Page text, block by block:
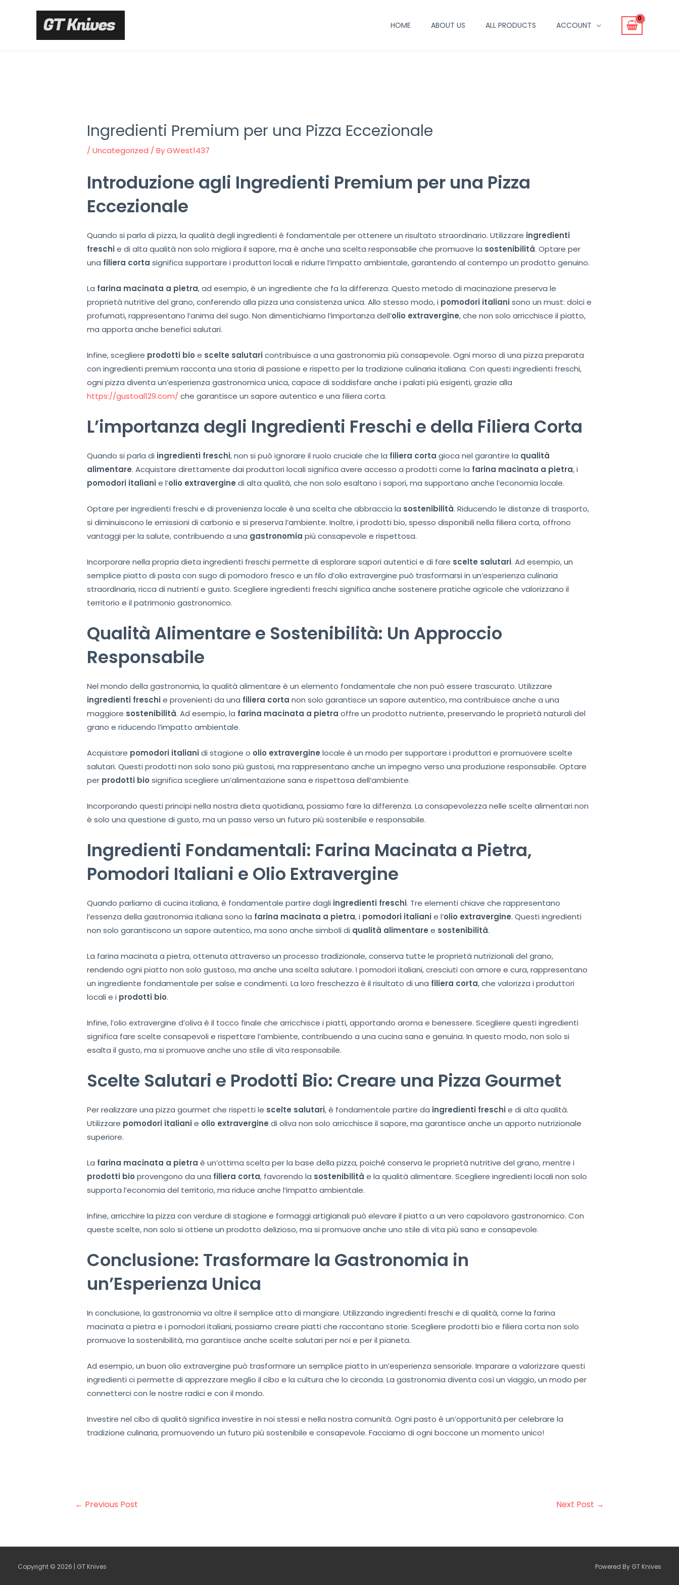
HOME ABOUT US ALL PRODUCTS ACCOUNT
Ingredienti Premium per una Pizza Eccezionale
/Uncategorized / ByGWest1437
Introduzione agli Ingredienti Premium per una Pizza
Eccezionale
Quando si parla di pizza, la qualità degli ingredienti è fondamentale per ottenere un risultato straordinario. Utilizzare ingredienti
freschie di alta qualità non solo migliora il sapore, ma è anche una scelta responsabile che promuove la sostenibilità. Optare per
una filiera corta significa supportare i produttori locali e ridurre l’impatto ambientale, garantendo al contempo un prodotto genuino.
La farina macinata a pietra, ad esempio, è un ingrediente che fa la differenza. Questo metodo di macinazione preserva le
proprietà nutritive del grano, conferendo alla pizza una consistenza unica. Allo stesso modo, i pomodori italianisono un must: dolci e
profumati, rappresentano l’anima del sugo. Non dimentichiamo l’importanza dell’olio extravergine, che non solo arricchisce il piatto,
ma apporta anche benefici salutari.
Infine, scegliere prodotti bio e scelte salutaricontribuisce a una gastronomia più consapevole. Ogni morso di una pizza preparata
con ingredienti premium racconta una storia di passione e rispetto per la tradizione culinaria italiana. Con questi ingredienti freschi,
ogni pizza diventa un’esperienza gastronomica unica, capace di soddisfare anche i palati più esigenti, grazie alla
https://gustoal129.com/ che garantisce un sapore autentico e una filiera corta.
L’importanza degli Ingredienti Freschi e della Filiera Corta
Quando si parla di ingredienti freschi, non si può ignorare il ruolo cruciale che la filiera corta gioca nel garantire la qualità
alimentare. Acquistare direttamente dai produttori locali significa avere accesso a prodotti come la farina macinata a pietra, i
pomodori italianie l’olio extravergine di alta qualità, che non solo esaltano i sapori, ma supportano anche l’economia locale.
Optare per ingredienti freschi e di provenienza locale è una scelta che abbraccia la sostenibilità. Riducendo le distanze di trasporto,
si diminuiscono le emissioni di carbonio e si preserva l’ambiente. Inoltre, i prodotti bio, spesso disponibili nella filiera corta, offrono
vantaggi per la salute, contribuendo a una gastronomia più consapevole e rispettosa.
Incorporare nella propria dieta ingredienti freschi permette di esplorare sapori autentici e di fare scelte salutari. Ad esempio, un
semplice piatto di pasta con sugo di pomodoro fresco e un filo d’olio extravergine può trasformarsi in un’esperienza culinaria
straordinaria, ricca di nutrienti e gusto. Scegliere ingredienti freschi significa anche sostenere pratiche agricole che valorizzano il
territorio e il patrimonio gastronomico.
Qualità Alimentare e Sostenibilità: Un Approccio
Responsabile
Nel mondo della gastronomia, la qualità alimentare è un elemento fondamentale che non può essere trascurato. Utilizzare
ingredienti freschie provenienti da una filiera corta non solo garantisce un sapore autentico, ma contribuisce anche a una
maggiore sostenibilità. Ad esempio, la farina macinata a pietra offre un prodotto nutriente, preservando le proprietà naturali del
grano e riducendo l’impatto ambientale.
Acquistare pomodori italianidi stagione o olio extravergine locale è un modo per supportare i produttori e promuovere scelte
salutari. Questi prodotti non solo sono più gustosi, ma rappresentano anche un impegno verso una produzione responsabile. Optare
per prodotti bio significa scegliere un’alimentazione sana e rispettosa dell’ambiente.
Incorporando questi principi nella nostra dieta quotidiana, possiamo fare la differenza. La consapevolezza nelle scelte alimentari non
è solo una questione di gusto, ma un passo verso un futuro più sostenibile e responsabile.
Ingredienti Fondamentali: Farina Macinata a Pietra,
Pomodori Italiani e Olio Extravergine
Quando parliamo di cucina italiana, è fondamentale partire dagli ingredienti freschi. Tre elementi chiave che rappresentano
l’essenza della gastronomia italiana sono la farina macinata a pietra, i pomodori italianie l’olio extravergine. Questi ingredienti
non solo garantiscono un sapore autentico, ma sono anche simboli di qualità alimentare e sostenibilità.
La farina macinata a pietra, ottenuta attraverso un processo tradizionale, conserva tutte le proprietà nutrizionali del grano,
rendendo ogni piatto non solo gustoso, ma anche una scelta salutare. I pomodori italiani, cresciuti con amore e cura, rappresentano
un ingrediente fondamentale per salse e condimenti. La loro freschezza è il risultato di una filiera corta, che valorizza i produttori
locali e i prodotti bio.
Infine, l’olio extravergine d’oliva è il tocco finale che arricchisce i piatti, apportando aroma e benessere. Scegliere questi ingredienti
significa fare scelte consapevoli e rispettare l’ambiente, contribuendo a una cucina sana e genuina. In questo modo, non solo si
esalta il gusto, ma si promuove anche uno stile di vita responsabile.
Scelte Salutari e Prodotti Bio: Creare una Pizza Gourmet
Per realizzare una pizza gourmet che rispetti le scelte salutari, è fondamentale partire da ingredienti freschie di alta qualità.
Utilizzare pomodori italianie olio extravergine di oliva non solo arricchisce il sapore, ma garantisce anche un apporto nutrizionale
superiore.
La farina macinata a pietra è un’ottima scelta per la base della pizza, poiché conserva le proprietà nutritive del grano, mentre i
prodotti bio provengono da una filiera corta, favorendo la sostenibilità e la qualità alimentare. Scegliere ingredienti locali non solo
supporta l’economia del territorio, ma riduce anche l’impatto ambientale.
Infine, arricchire la pizza con verdure di stagione e formaggi artigianali può elevare il piatto a un vero capolavoro gastronomico. Con
queste scelte, non solo si ottiene un prodotto delizioso, ma si promuove anche uno stile di vita più sano e consapevole.
Conclusione: Trasformare la Gastronomia in
un’Esperienza Unica
In conclusione, la gastronomia va oltre il semplice atto di mangiare. Utilizzando ingredienti freschi e di qualità, come la farina
macinata a pietra e i pomodori italiani, possiamo creare piatti che raccontano storie. Scegliere prodotti bio e filiera corta non solo
promuove la sostenibilità, ma garantisce anche scelte salutari per noi e per il pianeta.
Ad esempio, un buon olio extravergine può trasformare un semplice piatto in un’esperienza sensoriale. Imparare a valorizzare questi
ingredienti ci permette di apprezzare meglio il cibo e la cultura che lo circonda. La gastronomia diventa così un viaggio, un modo per
connetterci con le nostre radici e con il mondo.
Investire nel cibo di qualità significa investire in noi stessi e nella nostra comunità. Ogni pasto è un’opportunità per celebrare la
tradizione culinaria, promuovendo un futuro più sostenibile e consapevole. Facciamo di ogni boccone un momento unico!
← Previous Post Next Post →
Copyright © 2026 | GT Knives Powered By GT Knives